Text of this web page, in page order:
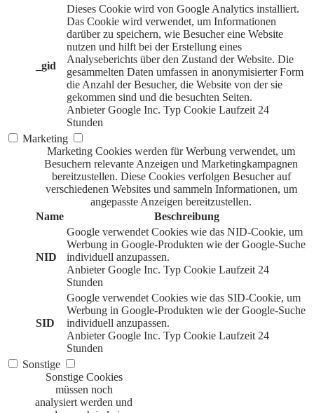
_gid
Dieses Cookie wird von Google Analytics installiert.
Das Cookie wird verwendet, um Informationen
darüber zu speichern, wie Besucher eine Website
nutzen und hilft bei der Erstellung eines
Analyseberichts über den Zustand der Website. Die
gesammelten Daten umfassen in anonymisierter Form
die Anzahl der Besucher, die Website von der sie
gekommen sind und die besuchten Seiten.
Anbieter Google Inc. Typ Cookie Laufzeit 24
Stunden
Marketing
Marketing Cookies werden für Werbung verwendet, um
Besuchern relevante Anzeigen und Marketingkampagnen
bereitzustellen. Diese Cookies verfolgen Besucher auf
verschiedenen Websites und sammeln Informationen, um
angepasste Anzeigen bereitzustellen.
Name
Beschreibung
NID
Google verwendet Cookies wie das NID-Cookie, um
Werbung in Google-Produkten wie der Google-Suche
individuell anzupassen.
Anbieter Google Inc. Typ Cookie Laufzeit 24
Stunden
SID
Google verwendet Cookies wie das SID-Cookie, um
Werbung in Google-Produkten wie der Google-Suche
individuell anzupassen.
Anbieter Google Inc. Typ Cookie Laufzeit 24
Stunden
Sonstige
Sonstige Cookies
müssen noch
analysiert werden und